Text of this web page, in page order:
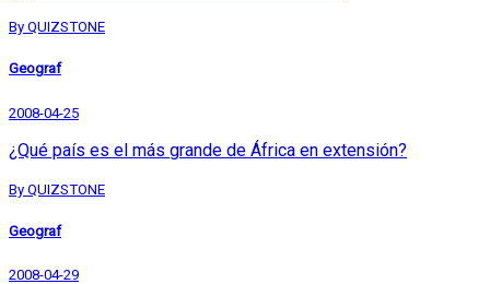
By QUIZSTONE
Geograf
2008-04-25
¿Qué país es el más grande de África en extensión?
By QUIZSTONE
Geograf
2008-04-29